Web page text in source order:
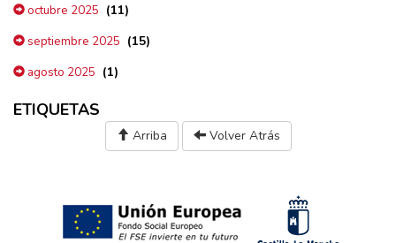
octubre 2025 (11)
septiembre 2025 (15)
agosto 2025 (1)
ETIQUETAS
Arriba Volver Atrás